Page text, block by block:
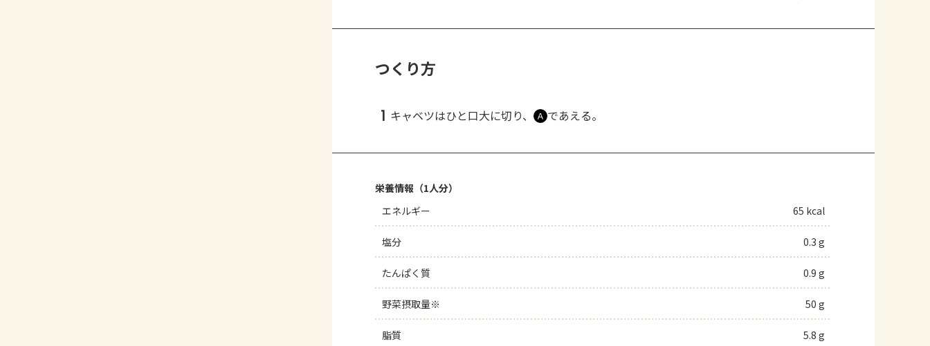
つくり方
1 キャベツはひと口大に切り、 Ａ であえる。
栄養情報（1人分）
エネルギー
65 kcal
塩分 0.3 g
たんぱく質 0.9 g
野菜摂取量※ 50 g
脂質 5.8 g